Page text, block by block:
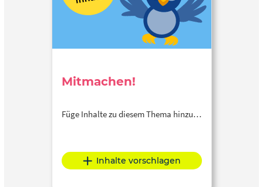
Mitmachen!
Füge Inhalte zu diesem Thema hinzu…
Inhalte vorschlagen